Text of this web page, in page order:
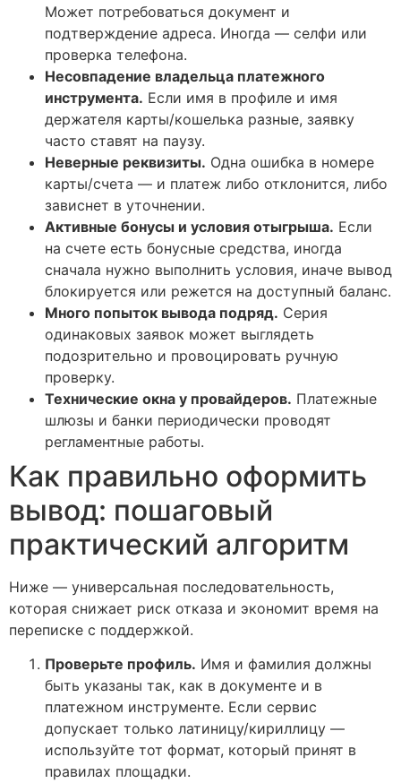
Может потребоваться документ и
подтверждение адреса. Иногда — селфи или
проверка телефона.
Несовпадение владельца платежного
инструмента. Если имя в профиле и имя
держателя карты/кошелька разные, заявку
часто ставят на паузу.
Неверные реквизиты. Одна ошибка в номере
карты/счета — и платеж либо отклонится, либо
зависнет в уточнении.
Активные бонусы и условия отыгрыша. Если
на счете есть бонусные средства, иногда
сначала нужно выполнить условия, иначе вывод
блокируется или режется на доступный баланс.
Много попыток вывода подряд. Серия
одинаковых заявок может выглядеть
подозрительно и провоцировать ручную
проверку.
Технические окна у провайдеров. Платежные
шлюзы и банки периодически проводят
регламентные работы.
Как правильно оформить
вывод: пошаговый
практический алгоритм
Ниже — универсальная последовательность,
которая снижает риск отказа и экономит время на
переписке с поддержкой.
Проверьте профиль. Имя и фамилия должны
быть указаны так, как в документе и в
платежном инструменте. Если сервис
допускает только латиницу/кириллицу —
используйте тот формат, который принят в
правилах площадки.